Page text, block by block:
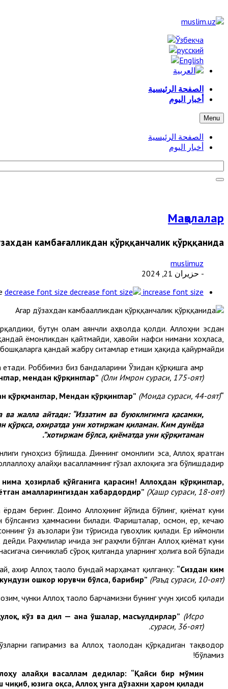
الصفحة الرئيسية
أخبار اليوم
Menu
الصفحة الرئيسية
أخبار اليوم
Мақолалар
камбағалликдан қўрққанчалик қўрққанида
muslimuz
- حزيران 21, 2024
decrease font size increase font size
бутун олам аянчли аҳволда қолди. Аллоҳни эсдан
ёмонликдан қайтмайди, ҳавойи нафси нимани хоҳласа,
қандай жабру ситамлар етиши ҳақида қайғурмайди.
Роббимиз биз бандаларини Ўзидан қўрқишга амр
мендан қўрқинглар” (Оли Имрон сураси, 175-оят).
“Одамлардан қўрқманглар, Мендан қўрқинглар”
(Моида сураси, 44-оят).
ва жалла айтади: “Иззатим ва буюклигимга қасамки,
охиратда уни хотиржам қиламан. Ким дунёда
хотиржам бўлса, қиёматда уни қўрқитаман”
.
гуноҳсиз бўлишда. Диннинг омонлиги эса, Аллоҳ яратган
алайҳи васалламнинг гўзал ахлоқига эга бўлишдадир”.
ҳозирлаб қўйганига қарасин! Аллоҳдан қўрқинглар,
амалларингиздан хабардордир” (Ҳашр сураси, 18-оят).
беринг. Доимо Аллоҳнинг йўлида бўлинг, қиёмат куни
ҳаммасини билади. Фаришталар, осмон, ер, кечаю
ўз аъзолари ўзи тўғрисида гувоҳлик қилади. Ер иймонли
дейди. Раҳмлилар ичида энг раҳмли бўлган Аллоҳ қиёмат куни
синчиклаб сўроқ қилганда уларнинг ҳолига вой бўлади!”.
ахир Аллоҳ таоло бундай марҳамат қилганку: “Сиздан ким
ошкор юрувчи бўлса, барибир” (Раъд сураси, 10-оят).
чунки Аллоҳ таоло барчамизни бунинг учун ҳисоб қилади.
кўз ва дил — ана ўшалар, масъулдирлар” (Исро
сураси, 36-оят).
гапирамиз ва Аллоҳ таолодан қўрқадиган тақводор
бўламиз!
алайҳи васаллам дедилар: “Қайси бир мўмин
юзига оқса, Аллоҳ унга дўзахни ҳаром қилади”.